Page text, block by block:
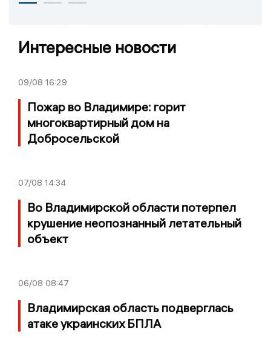
Интересные новости
09/08 16:29
Пожар во Владимире: горит
многоквартирный дом на
Добросельской
07/08 14:34
Во Владимирской области потерпел
крушение неопознанный летательный
объект
06/08 08:47
Владимирская область подверглась
атаке украинских БПЛА